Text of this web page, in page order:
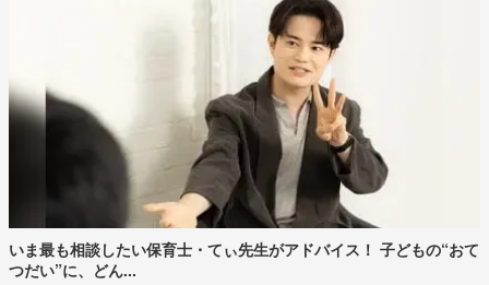
いま最も相談したい保育士・てぃ先生がアドバイス！ 子どもの“おて
つだい”に、どん...